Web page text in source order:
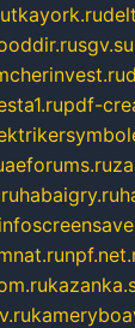
sgv.su
cherinvest.ru
pdf-
aeforums.ru
habaigry.ru